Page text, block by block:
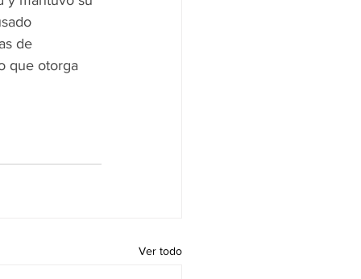
de
que otorga
Ver todo